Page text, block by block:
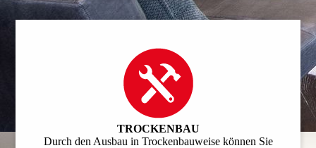
TROCKENBAU
Durch den Ausbau in Trockenbauweise können Sie